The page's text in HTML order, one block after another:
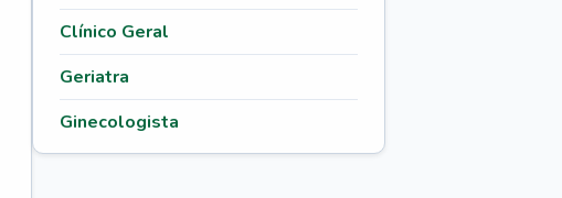
Clínico Geral
Geriatra
Ginecologista